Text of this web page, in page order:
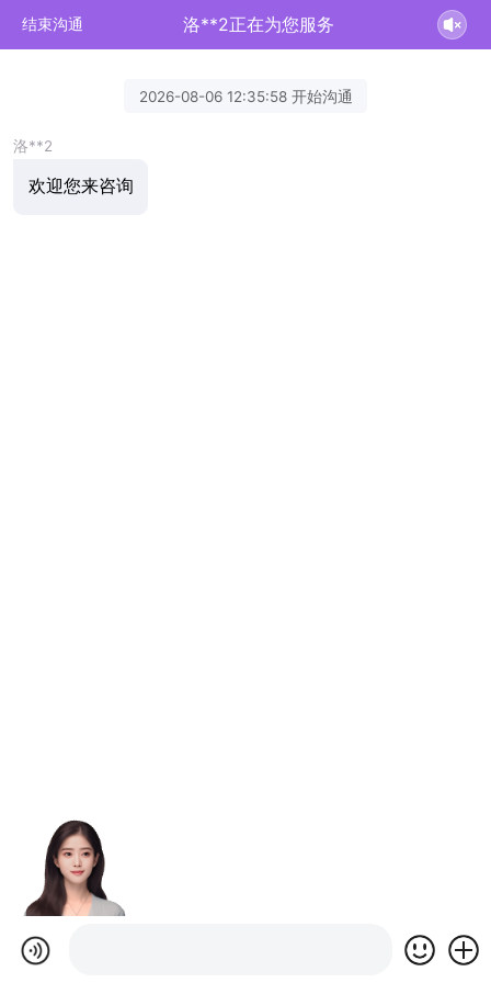
结束沟通 洛**2正在为您服务
2026-08-06 12:35:58 开始沟通
洛**2
欢迎您来咨询